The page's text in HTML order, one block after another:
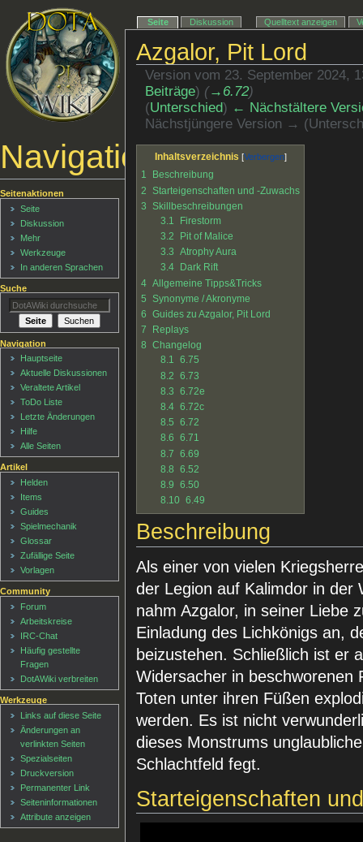
Azgalor, Pit Lord
Version vom 23. September 2024,
Beiträge) (→‎6.72)
(Unterschied) ← Nächstältere
Nächstjüngere Version →
Inhaltsverzeichnis
1
Beschreibung
2 Starteigenschaften und -Zuwachs
3 Skillbeschreibungen
3.1
Firestorm
3.2
Pit of Malice
3.3 Atrophy Aura
3.4
Dark Rift
4 Allgemeine Tipps&Tricks
5 Synonyme / Akronyme
6 Guides zu Azgalor, Pit Lord
7
Replays
8 Changelog
8.1 6.75
8.2 6.73
8.3 6.72e
8.4 6.72c
8.5 6.72
8.6 6.71
8.7 6.69
8.8 6.52
8.9 6.50
8.10 6.49
Beschreibung
Als einer von vielen
der Legion auf Kalimdor in der
nahm Azgalor, in seiner Liebe
Einladung des Lichkönigs an,
beizustehen. Schließlich ist er
Widersacher in beschworenen
Toten unter ihren Füßen
werden. Es ist nicht
dieses Monstrums
Schlachtfeld fegt.
Starteigenschaften
Navigationsmenü
Seite Diskussion Quelltext anzeigen
Seitenaktionen
Seite
Diskussion
Mehr
Werkzeuge
In anderen Sprachen
Suche
Navigation
Hauptseite
Aktuelle Diskussionen
Veraltete Artikel
ToDo Liste
Letzte Änderungen
Hilfe
Alle Seiten
Artikel
Helden
Items
Guides
Spielmechanik
Glossar
Zufällige Seite
Vorlagen
Community
Forum
Arbeitskreise
IRC-Chat
Häufig gestellte
Fragen
DotAWiki verbreiten
Werkzeuge
Links auf diese Seite
Änderungen an
verlinkten Seiten
Spezialseiten
Druckversion
Permanenter Link
Seiten­informationen
Attribute anzeigen